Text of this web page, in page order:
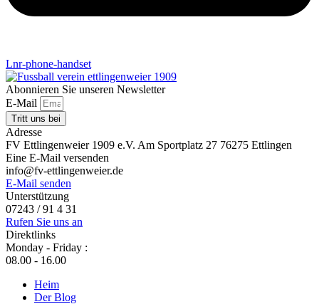
Lnr-phone-handset
Abonnieren Sie unseren Newsletter
E-Mail
Tritt uns bei
Adresse
FV Ettlingenweier 1909 e.V. Am Sportplatz 27 76275 Ettlingen
Eine E-Mail versenden
info@fv-ettlingenweier.de
E-Mail senden
Unterstützung
07243 / 91 4 31
Rufen Sie uns an
Direktlinks
Monday - Friday :
08.00 - 16.00
Heim
Der Blog